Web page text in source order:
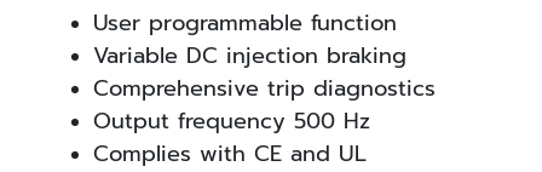
User programmable function
Variable DC injection braking
Comprehensive trip diagnostics
Output frequency 500 Hz
Complies with CE and UL